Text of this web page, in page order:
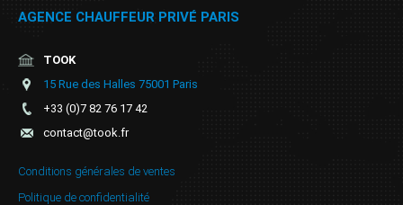
AGENCE CHAUFFEUR PRIVÉ PARIS
TOOK
15 Rue des Halles 75001 Paris
+33 (0)7 82 76 17 42
contact@took.fr
Conditions générales de ventes
Politique de confidentialité